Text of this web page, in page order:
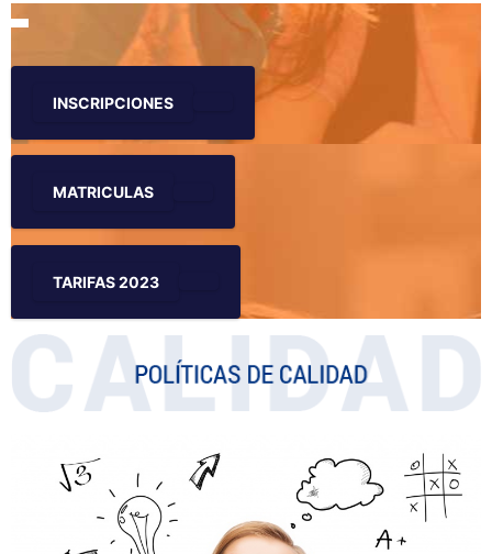
INSCRIPCIONES
MATRICULAS
TARIFAS 2023